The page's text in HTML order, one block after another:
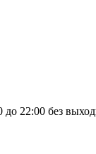
до 22:00 без